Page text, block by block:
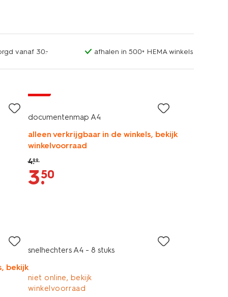
vanaf 30.- afhalen in 500+ HEMA winkels
documentenmap A4
alleen verkrijgbaar in de winkels, bekijk
winkelvoorraad
4.99
3.
50
bekijk
snelhechters A4 - 8 stuks
niet online, bekijk
winkelvoorraad